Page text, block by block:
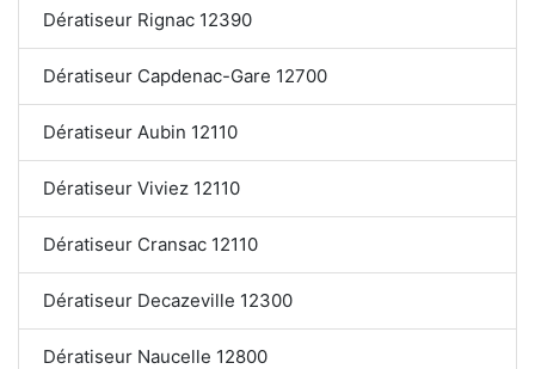
Dératiseur Rignac 12390
Dératiseur Capdenac-Gare 12700
Dératiseur Aubin 12110
Dératiseur Viviez 12110
Dératiseur Cransac 12110
Dératiseur Decazeville 12300
Dératiseur Naucelle 12800